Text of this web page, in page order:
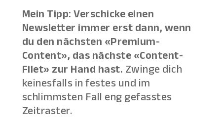
Mein Tipp: Verschicke einen
Newsletter immer erst dann, wenn
du den nächsten «Premium-
Content», das nächste «Content-
Filet» zur Hand hast.Zwinge dich
keinesfalls in festes und im
schlimmsten Fall eng gefasstes
Zeitraster.